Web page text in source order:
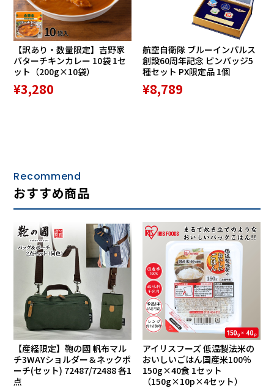
【訳あり・数量限定】吉野家
バターチキンカレー 10袋 1セ
ット（200g×10袋）
¥3,280
航空自衛隊 ブルーインパルス
創設60周年記念 ピンバッジ5
種セット PX限定品 1個
¥8,789
Recommend
おすすめ商品
【産経限定】鞄の國 帆布マル
チ3WAYショルダー＆ネックポ
ーチ(セット) 72487/72488 各1
点
アイリスフーズ 低温製法米の
おいしいごはん国産米100％
150g×40食 1セット
（150g×10p×4セット）